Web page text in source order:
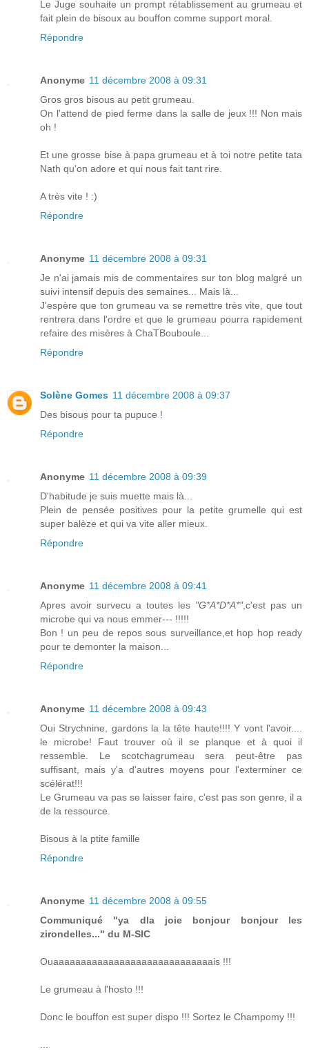
Le Juge souhaite un prompt rétablissement au grumeau et
fait plein de bisoux au bouffon comme support moral.
Répondre
Anonyme 11 décembre 2008 à 09:31
Gros gros bisous au petit grumeau.
On l'attend de pied ferme dans la salle de jeux !!! Non mais
oh !
Et une grosse bise à papa grumeau et à toi notre petite tata
Nath qu'on adore et qui nous fait tant rire.
A très vite ! :)
Répondre
Anonyme 11 décembre 2008 à 09:31
Je n'ai jamais mis de commentaires sur ton blog malgré un
suivi intensif depuis des semaines... Mais là...
J'espère que ton grumeau va se remettre très vite, que tout
rentrera dans l'ordre et que le grumeau pourra rapidement
refaire des misères à ChaTBouboule...
Répondre
Solène Gomes 11 décembre 2008 à 09:37
Des bisous pour ta pupuce !
Répondre
Anonyme 11 décembre 2008 à 09:39
D'habitude je suis muette mais là...
Plein de pensée positives pour la petite grumelle qui est
super balèze et qui va vite aller mieux.
Répondre
Anonyme 11 décembre 2008 à 09:41
Apres avoir survecu a toutes les "G*A*D*A*",c'est pas un
microbe qui va nous emmer--- !!!!!
Bon ! un peu de repos sous surveillance,et hop hop ready
pour te demonter la maison...
Répondre
Anonyme 11 décembre 2008 à 09:43
Oui Strychnine, gardons la la tête haute!!!! Y vont l'avoir....
le microbe! Faut trouver où il se planque et à quoi il
ressemble. Le scotchagrumeau sera peut-être pas
suffisant, mais y'a d'autres moyens pour l'exterminer ce
scélérat!!!
Le Grumeau va pas se laisser faire, c'est pas son genre, il a
de la ressource.
Bisous à la ptite famille
Répondre
Anonyme 11 décembre 2008 à 09:55
Communiqué "ya dla joie bonjour bonjour les
zirondelles..." du M-SIC
Ouaaaaaaaaaaaaaaaaaaaaaaaaaaaaais !!!
Le grumeau à l'hosto !!!
Donc le bouffon est super dispo !!! Sortez le Champomy !!!